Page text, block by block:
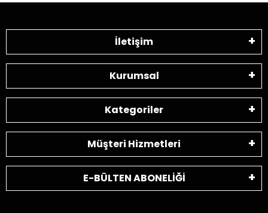
İletişim
Kurumsal
Kategoriler
Müşteri Hizmetleri
E-BÜLTEN ABONELİĞİ